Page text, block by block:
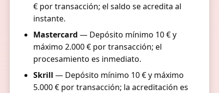
€ por transacción; el saldo se acredita al
instante.
Mastercard — Depósito mínimo 10 € y
máximo 2.000 € por transacción; el
procesamiento es inmediato.
Skrill — Depósito mínimo 10 € y máximo
5.000 € por transacción; la acreditación es